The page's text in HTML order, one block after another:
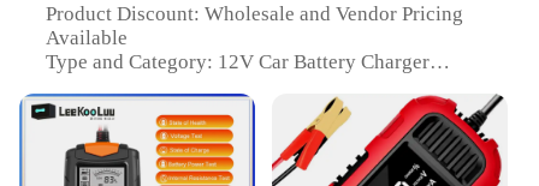
Product Discount: Wholesale and Vendor Pricing
Available
Type and Category: 12V Car Battery Charger
Usage and Purpose: Rapid Charging and
Maintenance of Automotive Batteries
Typical Adaptive Scenario: Ideal for Vehicles with